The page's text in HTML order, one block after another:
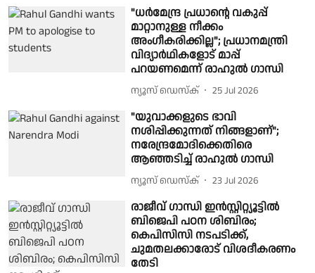
"ധർമേന്ദ്ര പ്രധാൻ്റെ വകുപ്പ്
മാറ്റാനുള്ള നീക്കം
അംഗീകരിക്കില്ല"; പ്രധാനമന്ത്രി
വിദ്യാർഥികളോട് മാപ്പ്
പറയണമെന്ന് രാഹുൽ ഗാന്ധി
ന്യൂസ് ഡെസ്ക് 25 Jul 2026
"യുവാക്കളുടെ ഭാവി
നശിപ്പിക്കുന്നത് നിങ്ങളാണ്";
നരേന്ദ്രമോദിക്കെതിരെ
ആഞ്ഞടിച്ച് രാഹുൽ ഗാന്ധി
ന്യൂസ് ഡെസ്ക് 23 Jul 2026
രാജീവ് ഗാന്ധി ഇൻസ്റ്റിറ്റ്യൂട്ടിൽ
ബിജെപി പഠന ശിബിരം;
കെപിസിസി നടപടിക്ക്,
ചുമതലക്കാരോട് വിശദീകരണം
തേടി